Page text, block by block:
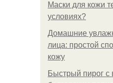
Маски для кожи
условиях?
Домашние
лица: простой
кожу
Быстрый пирог с